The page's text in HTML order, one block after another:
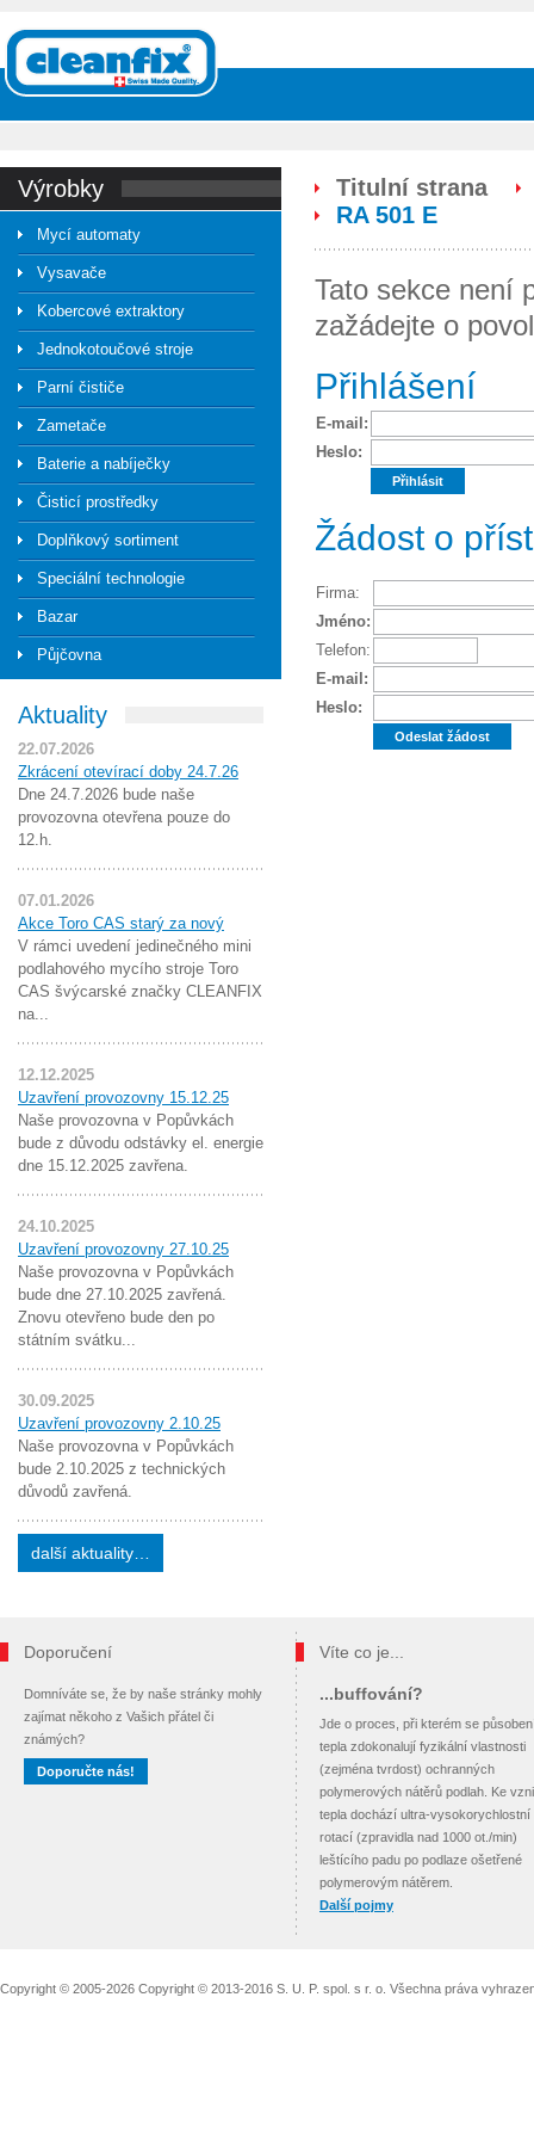
výrobky
Mycí automaty
Vysavače
Kobercové extraktory
Jednokotoučové stroje
Parní čističe
Zametače
Baterie a nabíječky
Čisticí prostředky
Doplňkový sortiment
Speciální technologie
Bazar
Půjčovna
Aktuality
22.07.2026
Zkrácení otevírací doby 24.7.26
Dne 24.7.2026 bude naše
provozovna otevřena pouze do
12.h.
07.01.2026
Akce Toro CAS starý za nový
V rámci uvedení jedinečného mini
podlahového mycího stroje Toro
CAS švýcarské značky CLEANFIX
na...
12.12.2025
Uzavření provozovny 15.12.25
Naše provozovna v Popůvkách
bude z důvodu odstávky el. energie
dne 15.12.2025 zavřena.
24.10.2025
Uzavření provozovny 27.10.25
Naše provozovna v Popůvkách
bude dne 27.10.2025 zavřená.
Znovu otevřeno bude den po
státním svátku...
30.09.2025
Uzavření provozovny 2.10.25
Naše provozovna v Popůvkách
bude 2.10.2025 z technických
důvodů zavřená.
další aktuality…
Titulní strana
RA 501 E
Tato sekce není
zažádejte o
Přihlášení
E-mail:
Heslo:
Žádost o
Firma:
Jméno:
Telefon:
E-mail:
Heslo:
Doporučení
Domníváte se, že by naše stránky mohly
zajímat někoho z Vašich přátel či
známých?
Doporučte nás!
Víte co je...
...buffování?
Jde o proces, při kterém se
tepla zdokonalují fyzikální vlastnosti
(zejména tvrdost) ochranných
polymerových nátěrů podlah. Ke
tepla dochází ultra-vysokorychlostní
rotací (zpravidla nad 1000 ot./min)
leštícího padu po podlaze ošetřené
polymerovým nátěrem.
Další pojmy
Copyright © 2005-2026 Copyright © 2013-2016 S. U. P. spol. s r. o. Všechna práva